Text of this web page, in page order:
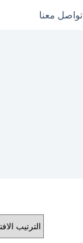
تواصل معنا